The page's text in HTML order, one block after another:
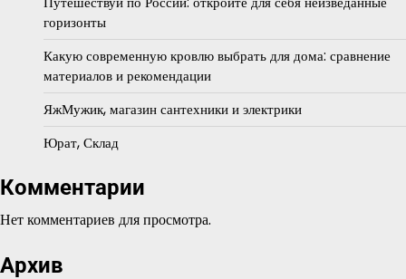
горизонты
Какую современную кровлю выбрать для дома: сравнение
материалов и рекомендации
ЯжМужик, магазин сантехники и электрики
Юрат, Склад
Комментарии
Нет комментариев для просмотра.
Архив